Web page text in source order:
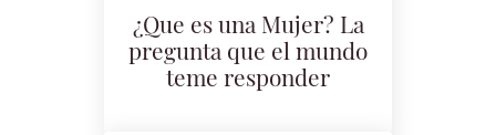
¿Que es una Mujer? La
pregunta que el mundo
teme responder